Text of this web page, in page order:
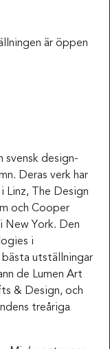
är öppen
svensk design-
Deras verk har
Linz, The Design
och Cooper
New York. Den
i
bästa utställningar
de Lumen Art
& Design, och
treåriga